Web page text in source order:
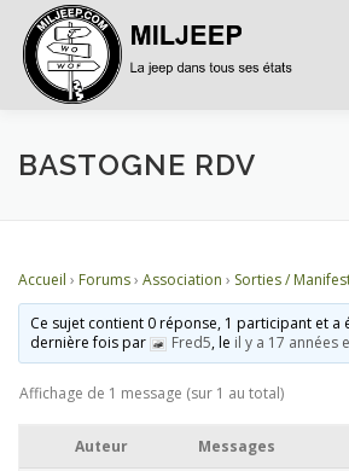
ACCUEIL ARTICLES
DOCUMENTATIONS FORUMS
BASTOGNE RDV
Accueil › Forums› Association › Sorties /
Ce sujet contient 0 réponse, 1 participant et a
dernière fois par
Fred5, le il y a 17 années
Affichage de 1 message (sur 1 au total)
Auteur Messages